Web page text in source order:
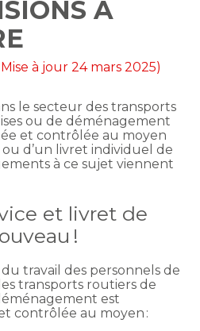
À
Mise à jour 24 mars 2025)
le secteur des transports
ou de déménagement
et contrôlée au moyen
ou d’un livret individuel de
à ce sujet viennent
et livret de
!
travail des personnels de
transports routiers de
est
contrôlée au moyen :